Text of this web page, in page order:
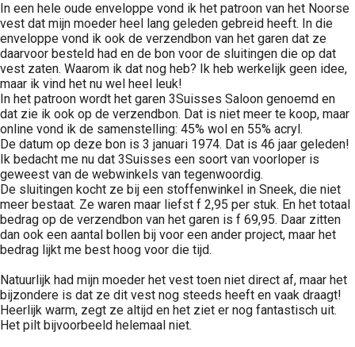
In een hele oude enveloppe vond ik het patroon van het Noorse
vest dat mijn moeder heel lang geleden gebreid heeft. In die
enveloppe vond ik ook de verzendbon van het garen dat ze
daarvoor besteld had en de bon voor de sluitingen die op dat
vest zaten. Waarom ik dat nog heb? Ik heb werkelijk geen idee,
maar ik vind het nu wel heel leuk!
In het patroon wordt het garen 3Suisses Saloon genoemd en
dat zie ik ook op de verzendbon. Dat is niet meer te koop, maar
online vond ik de samenstelling: 45% wol en 55% acryl.
De datum op deze bon is 3 januari 1974. Dat is 46 jaar geleden!
Ik bedacht me nu dat 3Suisses een soort van voorloper is
geweest van de webwinkels van tegenwoordig.
De sluitingen kocht ze bij een stoffenwinkel in Sneek, die niet
meer bestaat. Ze waren maar liefst f 2,95 per stuk. En het totaal
bedrag op de verzendbon van het garen is f 69,95. Daar zitten
dan ook een aantal bollen bij voor een ander project, maar het
bedrag lijkt me best hoog voor die tijd.
Natuurlijk had mijn moeder het vest toen niet direct af, maar het
bijzondere is dat ze dit vest nog steeds heeft en vaak draagt!
Heerlijk warm, zegt ze altijd en het ziet er nog fantastisch uit.
Het pilt bijvoorbeeld helemaal niet.